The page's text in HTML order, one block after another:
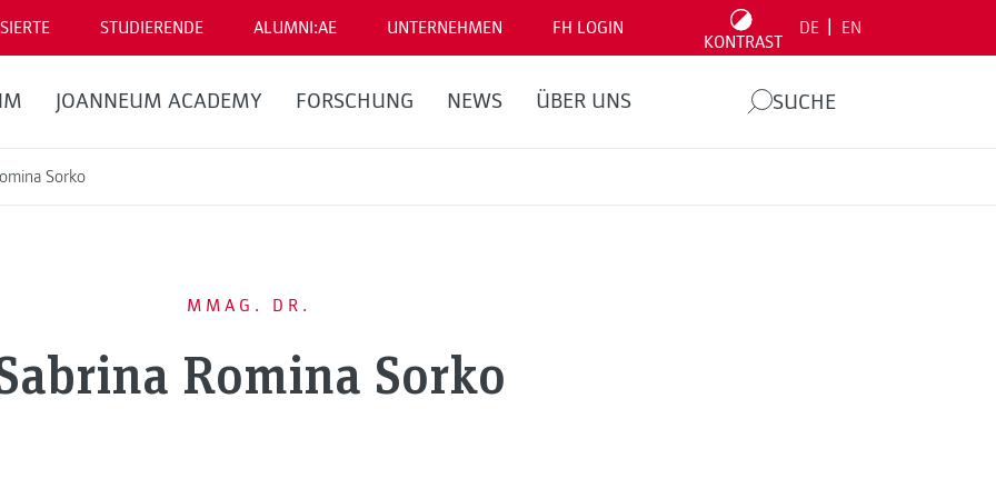
STUDIERENDE ALUMNI:AE UNTERNEHMEN FH LOGIN
KONTRAST
DE EN
JOANNEUM ACADEMY FORSCHUNG NEWS ÜBER UNS SUCHE
Sorko
MMAG. DR.
Romina Sorko